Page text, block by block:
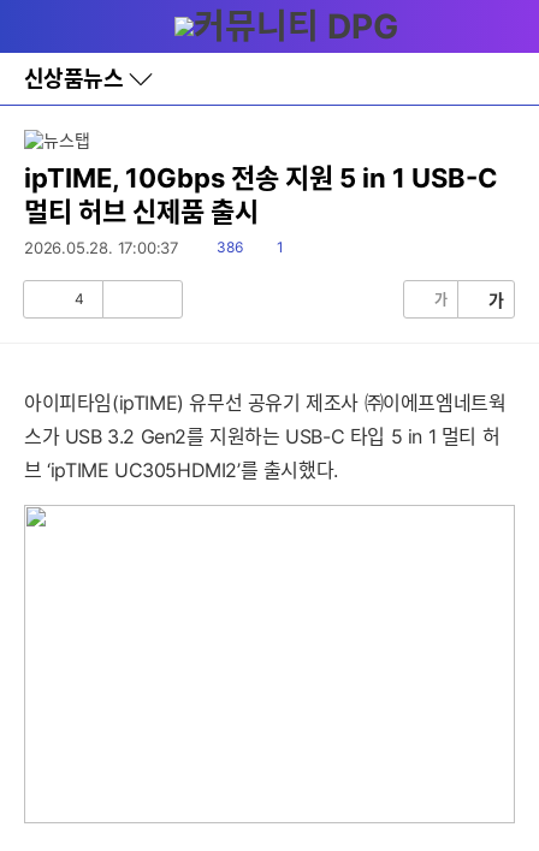
와
홈
신상품뉴스
바
로
레
이
어
창
토
ipTIME, 10Gbps 전송 지원 5 in 1 USB-C
멀티 허브 신제품 출시
2026.05.28. 17:00:37
읽
386
댓1
4 가 가
아이피타임(ipTIME) 유무선 공유기 제조사 ㈜이에프엠네트웍
스가 USB 3.2 Gen2를 지원하는 USB-C 타입 5 in 1 멀티 허
브 ‘ipTIME UC305HDMI2’를 출시했다.